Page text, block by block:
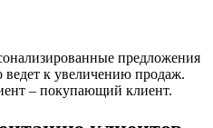
предложения
ведет к увеличению продаж.
– покупающий клиент.